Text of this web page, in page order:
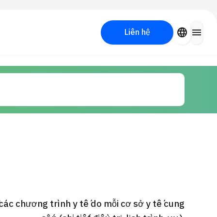
Liên hệ language menu
chương trình y tế do mỗi cơ sở y tế cung